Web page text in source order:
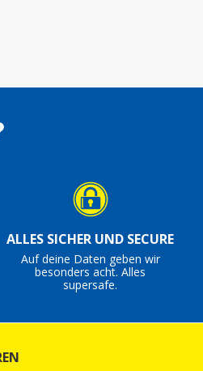
ALLES SICHER UND SECURE
Auf deine Daten geben wir
besonders acht. Alles
supersafe.